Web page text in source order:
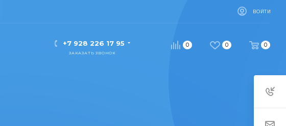
ВОЙТИ
0 0 0
+7 928 226 17 95
ЗАКАЗАТЬ ЗВОНОК